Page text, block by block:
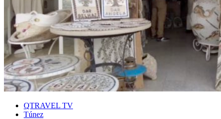
QTRAVEL TV
Túnez